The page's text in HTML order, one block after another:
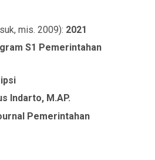
mis. 2009): 2021
S1 Pemerintahan
Indarto, M.AP.
Pemerintahan